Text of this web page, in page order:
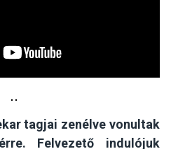
tagjai zenélve vonultak
Felvezető indulójuk